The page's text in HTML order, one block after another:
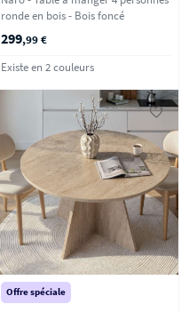
ronde en bois - Bois foncé
299,99 €
Existe en 2 couleurs
Offre spéciale